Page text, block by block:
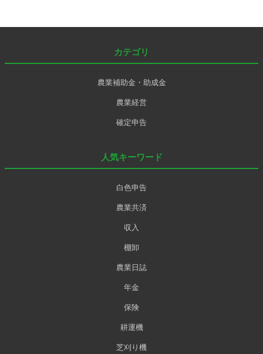
カテゴリ
農業補助金・助成金
農業経営
確定申告
人気キーワード
白色申告
農業共済
収入
棚卸
農業日誌
年金
保険
耕運機
芝刈り機